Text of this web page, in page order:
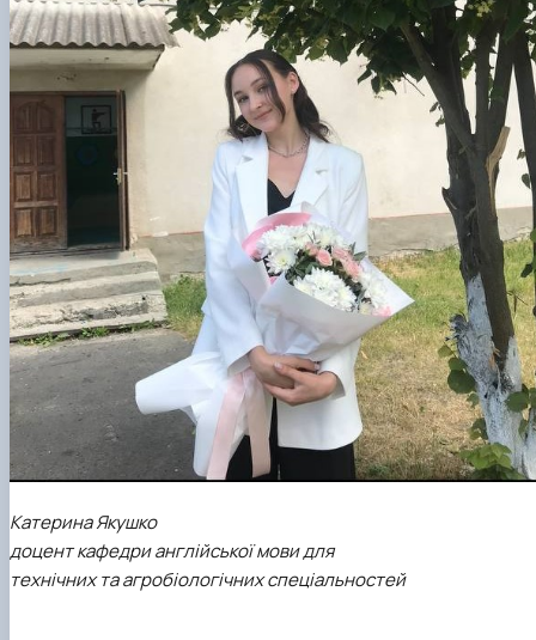
Катерина Якушко
доцент кафедри англійської мови для
технічних та агробіологічних спеціальностей